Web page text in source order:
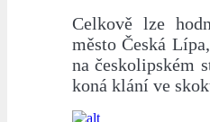
Celkově lze
město Česká
na českolipském
koná klání ve